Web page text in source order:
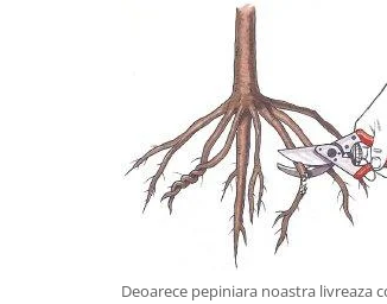
Deoarece pepiniara noastra livreaza